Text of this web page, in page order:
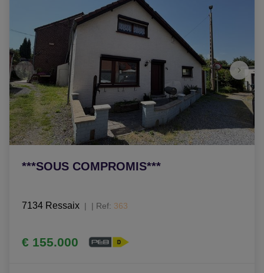
***SOUS COMPROMIS***
7134 Ressaix | Ref: 363
€ 155.000